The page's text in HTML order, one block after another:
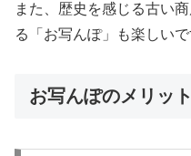
また、歴史を感じる古い
る「お写んぽ」も楽しいで
お写んぽのメリット